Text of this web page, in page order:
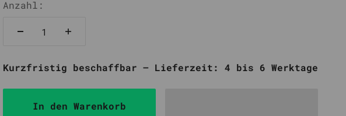
Anzahl:
Kurzfristig beschaffbar – Lieferzeit: 4 bis 6 Werktage
In den Warenkorb